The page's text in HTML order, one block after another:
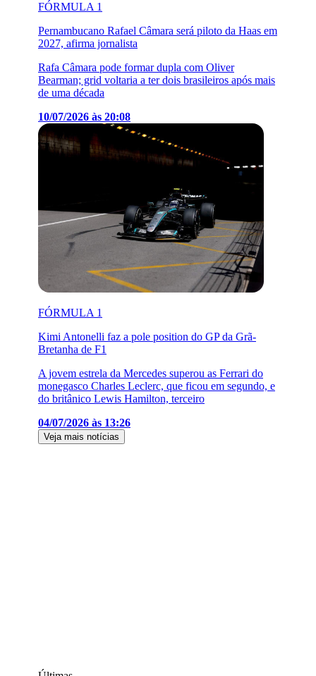
FÓRMULA 1
Pernambucano Rafael Câmara será piloto da Haas em
2027, afirma jornalista
Rafa Câmara pode formar dupla com Oliver
Bearman; grid voltaria a ter dois brasileiros após mais
de uma década
10/07/2026 às 20:08
FÓRMULA 1
Kimi Antonelli faz a pole position do GP da Grã-
Bretanha de F1
A jovem estrela da Mercedes superou as Ferrari do
monegasco Charles Leclerc, que ficou em segundo, e
do britânico Lewis Hamilton, terceiro
04/07/2026 às 13:26
Veja mais notícias